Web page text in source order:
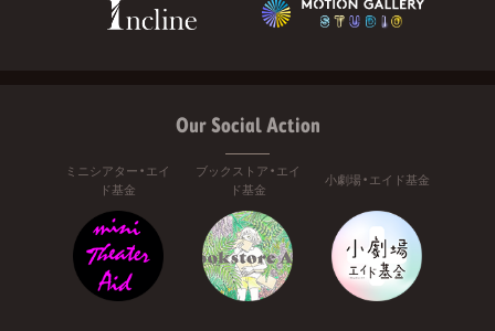
Our Social Action
ミニシアター・エイ
ド基金
ブックストア・エイ
ド基金
小劇場・エイド基金